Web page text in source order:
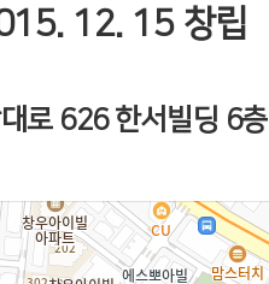
12. 15 창립
로 626 한서빌딩 6층